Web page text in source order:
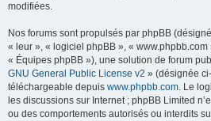
modifiées.
Nos forums sont propulsés par phpBB
« leur », « logiciel phpBB », «
« Équipes phpBB »), une solution de forum
GNU General Public License v2 » (désignée
téléchargeable depuis www.phpbb.com. Le
les discussions sur Internet ; phpBB Limited
ou des comportements autorisés ou interdits